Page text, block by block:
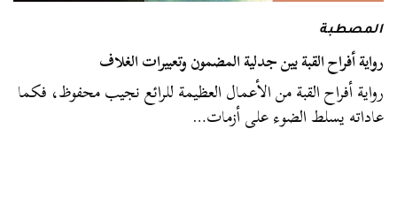
المصطبة
رواية أفراح القبة بين جدلية المضمون وتعبيرات الغلاف
رواية أفراح القبة من الأعمال العظيمة للرائع نجيب محفوظ، فكما
عاداته يسلط الضوء على أزمات…